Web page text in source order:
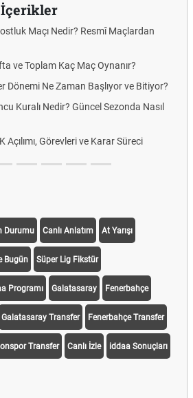
İçerikler
Maçı Nedir? Resmî Maçlardan
ve Toplam Kaç Maç Oynanır?
Dönemi Ne Zaman Başlıyor ve Bitiyor?
Kuralı Nedir? Güncel Sezonda Nasıl
Açılımı, Görevleri ve Karar Süreci
Durumu Canlı Anlatım At Yarışı
Bugün Süper Lig Fikstür
Programı Galatasaray Fenerbahçe
Galatasaray Transfer Fenerbahçe Transfer
Transfer Canlı İzle iddaa Sonuçları